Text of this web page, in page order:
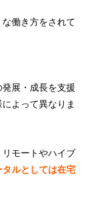
働き方をされて
展・成長を支援
よって異なりま
モートやハイブ
タルとしては在宅